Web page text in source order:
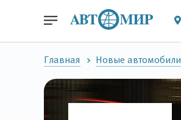
Главная Новые автомобили